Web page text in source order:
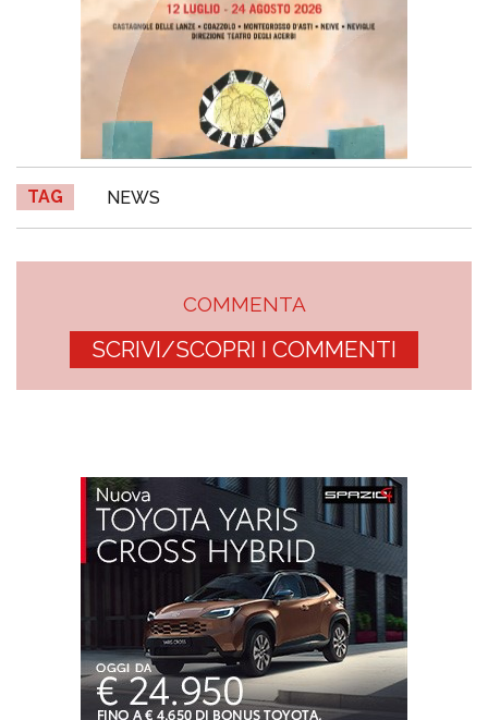
TAG NEWS
COMMENTA
SCRIVI/SCOPRI I COMMENTI